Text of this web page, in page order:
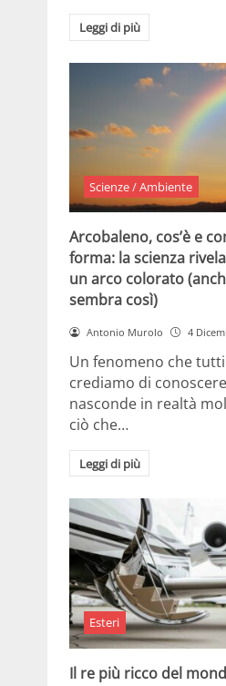
Leggi di più
Scienze / Ambiente
Arcobaleno, cos’è e
forma: la scienza
un arco colorato
sembra così)
Antonio Murolo 4
Un fenomeno che tutti
crediamo di conoscere
nasconde in realtà
ciò che…
Leggi di più
Esteri
Il re più ricco del